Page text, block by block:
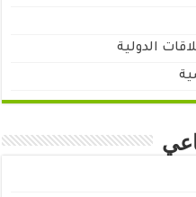
الدولية